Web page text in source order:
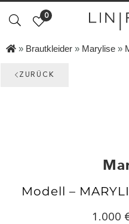
0
» Brautkleider » Marylise »
ZURÜCK
Modell –
1.000